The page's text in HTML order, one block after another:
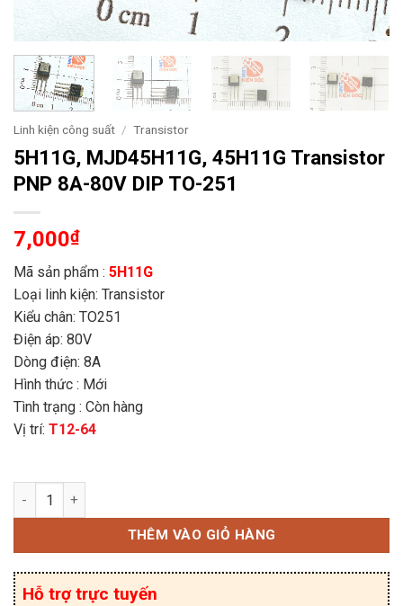
Linh kiện công suất / Transistor
5H11G, MJD45H11G, 45H11G Transistor
PNP 8A-80V DIP TO-251
7,000₫
Mã sản phẩm : 5H11G
Loại linh kiện: Transistor
Kiểu chân: TO251
Điện áp: 80V
Dòng điện: 8A
Hình thức : Mới
Tình trạng : Còn hàng
Vị trí: T12-64
5H11G, MJD45H11G, 45H11G Transistor PNP
THÊM VÀO GIỎ HÀNG
Hỗ trợ trực tuyến